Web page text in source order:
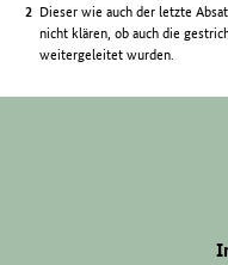
Dieser wie auch der letzte
nicht klären, ob auch die
weitergeleitet wurden.